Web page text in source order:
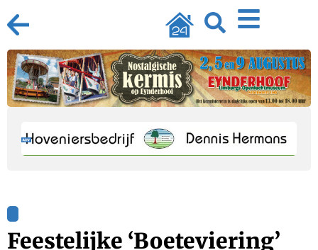
Feestelijke ‘Boeteviering’